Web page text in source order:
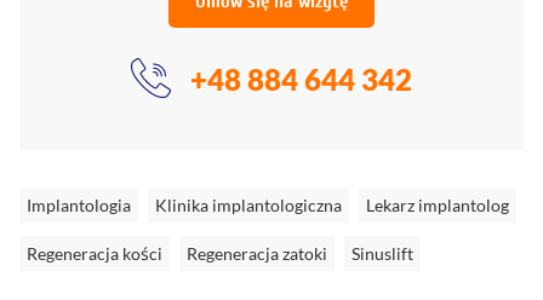
+48 884 644 342
Implantologia Klinika implantologiczna Lekarz implantolog
Regeneracja kości Regeneracja zatoki Sinuslift